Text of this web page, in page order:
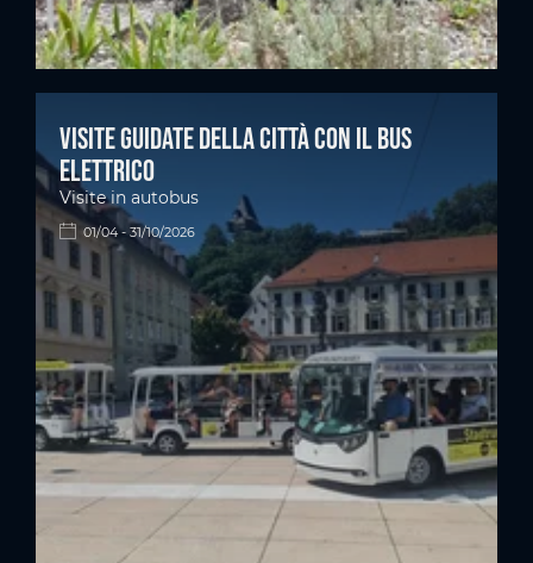
Visite guidate della città con il bus
elettrico
Visite in autobus
01/04 - 31/10/2026